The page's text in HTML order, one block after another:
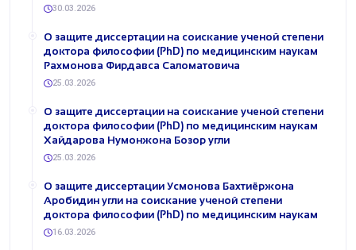
30.03.2026
О защите диссертации на соискание ученой степени
доктора философии (PhD) по медицинским наукам
Рахмонова Фирдавса Саломатовича
25.03.2026
О защите диссертации на соискание ученой степени
доктора философии (PhD) по медицинским наукам
Хайдарова Нумонжона Бозор угли
25.03.2026
О защите диссертации Усмонова Бахтиёржона
Аробидин угли на соискание ученой степени
доктора философии (PhD) по медицинским наукам
16.03.2026